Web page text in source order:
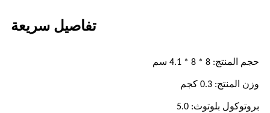
تفاصيل سريعة
حجم المنتج: 8 * 8 * 4.1 سم
وزن المنتج: 0.3 كجم
بروتوكول بلوتوث: 5.0